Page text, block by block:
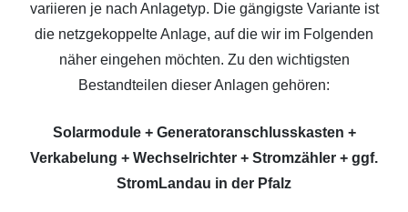
variieren je nach Anlagetyp. Die gängigste Variante ist
die netzgekoppelte Anlage, auf die wir im Folgenden
näher eingehen möchten. Zu den wichtigsten
Bestandteilen dieser Anlagen gehören:
Solarmodule + Generatoranschlusskasten +
Verkabelung + Wechselrichter + Stromzähler + ggf.
StromLandau in der Pfalz